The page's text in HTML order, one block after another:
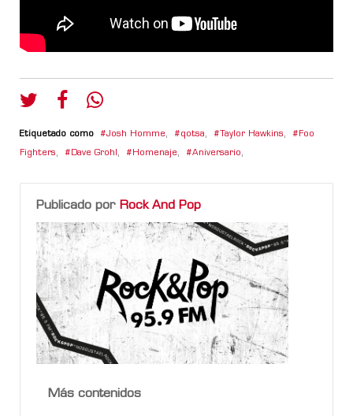
Etiquetado como Josh Homme, qotsa, Taylor Hawkins, Foo
Fighters, Dave Grohl , Homenaje, Aniversario,
Publicado por Rock And Pop
Más contenidos